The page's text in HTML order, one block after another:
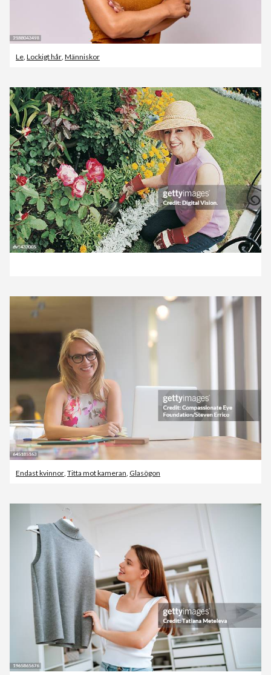
Le, Lockigt hår, Människor
Endast kvinnor Titta mot kameran Glasögon